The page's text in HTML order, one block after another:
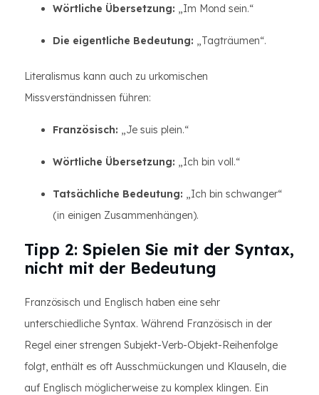
Wörtliche Übersetzung: „Im Mond sein.“
Die eigentliche Bedeutung: „Tagträumen“.
Literalismus kann auch zu urkomischen
Missverständnissen führen:
Französisch: „Je suis plein.“
Wörtliche Übersetzung: „Ich bin voll.“
Tatsächliche Bedeutung: „Ich bin schwanger“
(in einigen Zusammenhängen).
Tipp 2: Spielen Sie mit der Syntax,
nicht mit der Bedeutung
Französisch und Englisch haben eine sehr
unterschiedliche Syntax. Während Französisch in der
Regel einer strengen Subjekt-Verb-Objekt-Reihenfolge
folgt, enthält es oft Ausschmückungen und Klauseln, die
auf Englisch möglicherweise zu komplex klingen. Ein